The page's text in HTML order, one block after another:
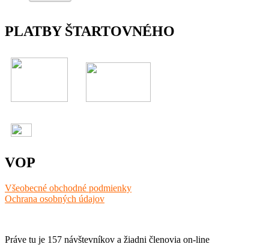
PLATBY ŠTARTOVNÉHO
VOP
Všeobecné obchodné podmienky
Ochrana osobných údajov
Práve tu je 157 návštevníkov a žiadni členovia on-line